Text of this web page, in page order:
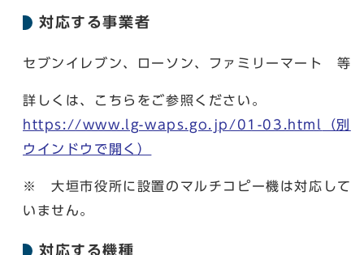
対応する事業者
セブンイレブン、ローソン、ファミリーマート 等
詳しくは、こちらをご参照ください。
https://www.lg-waps.go.jp/01-03.html
（別
ウインドウで開く）
※ 大垣市役所に設置のマルチコピー機は対応して
いません。
対応する機種